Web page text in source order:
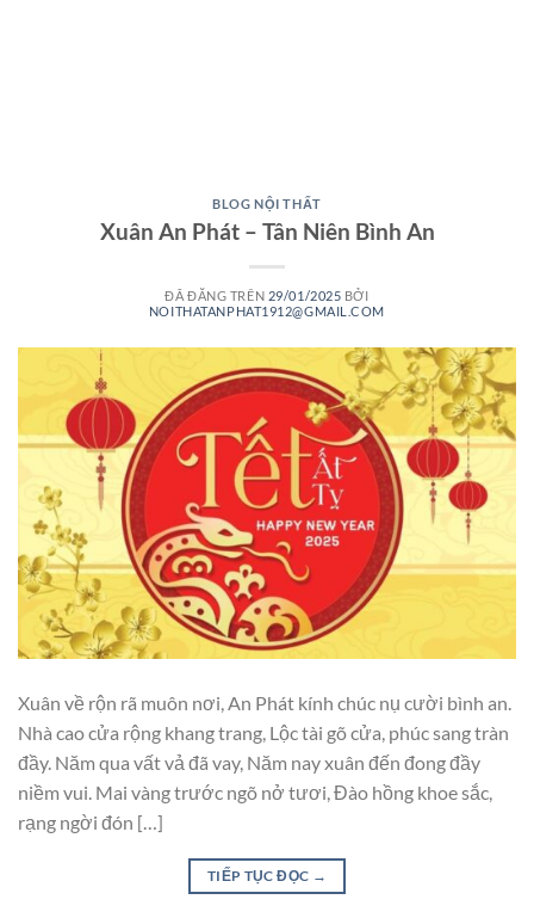
BLOG NỘI THẤT
Xuân An Phát – Tân Niên Bình An
ĐÃ ĐĂNG TRÊN 29/01/2025 BỞI
NOITHATANPHAT1912@GMAIL.COM
Xuân về rộn rã muôn nơi, An Phát kính chúc nụ cười bình an.
Nhà cao cửa rộng khang trang, Lộc tài gõ cửa, phúc sang tràn
đầy. Năm qua vất vả đã vay, Năm nay xuân đến đong đầy
niềm vui. Mai vàng trước ngõ nở tươi, Đào hồng khoe sắc,
rạng ngời đón […]
TIẾP TỤC ĐỌC →